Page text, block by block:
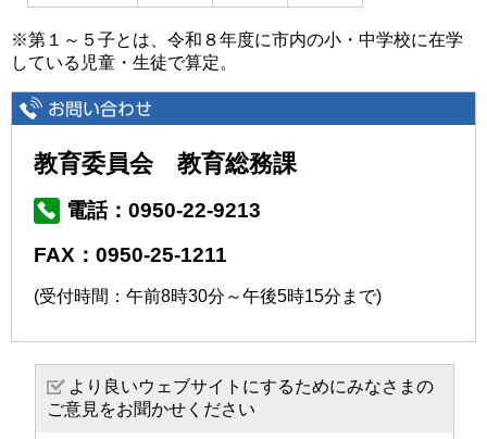
※第１～５子とは、令和８年度に市内の小・中学校に在学
している児童・生徒で算定。
教育委員会 教育総務課
電話：0950-22-9213
FAX：0950-25-1211
(受付時間：午前8時30分～午後5時15分まで)
より良いウェブサイトにするためにみなさまの
ご意見をお聞かせください